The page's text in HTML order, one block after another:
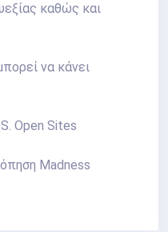
καθώς και
να κάνει
Open Sites
Madness